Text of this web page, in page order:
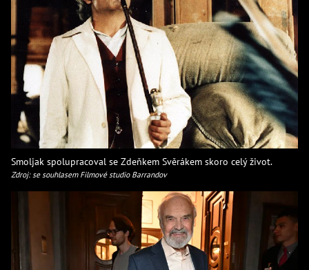
Smoljak spolupracoval se Zdeňkem Svěrákem skoro celý život.
Zdroj: se souhlasem Filmové studio Barrandov